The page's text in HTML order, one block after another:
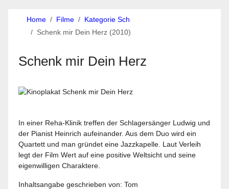
Home Filme
Kategorie Sch
Schenk mir Dein Herz (2010)
Schenk mir Dein Herz
In einer Reha-Klinik treffen der Schlagersänger Ludwig und
der Pianist Heinrich aufeinander. Aus dem Duo wird ein
Quartett und man gründet eine Jazzkapelle. Laut Verleih
legt der Film Wert auf eine positive Weltsicht und seine
eigenwilligen Charaktere.
Inhaltsangabe geschrieben von: Tom